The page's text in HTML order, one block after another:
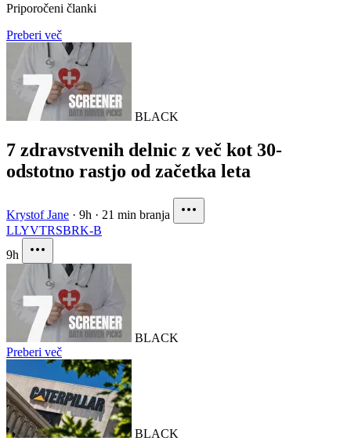
Priporočeni članki
Preberi več
BLACK
7 zdravstvenih delnic z več kot 30-
odstotno rastjo od začetka leta
Krystof Jane · 9h · 21 min branja
LLYVTRSBRK-B
9h
BLACK
Preberi več
BLACK